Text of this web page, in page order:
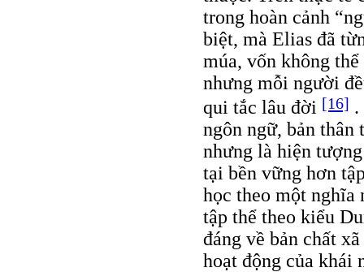
trong hoàn cảnh
biệt, mà Elias đã
múa, vốn không
nhưng mỗi người
qui tắc lâu đời [16] .
ngôn ngữ, bản thân
nhưng là hiện
tại bền vững hơn
học theo một nghĩa
tập thể theo kiểu
đáng về bản chất
hoạt động của khái